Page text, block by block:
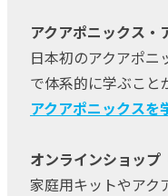
アクアポニックス・
日本初のアクアポニ
で体系的に学ぶこと
アクアポニックスを
オンラインショップ
家庭用キットやアク